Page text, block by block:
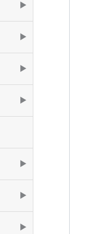
▶
▶
▶
▶
▶
▶
▶